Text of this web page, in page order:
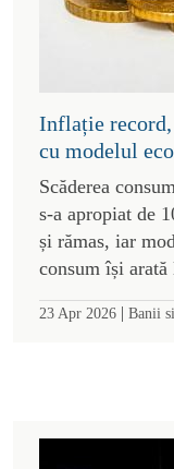
Inflație record,
cu modelul
Scăderea
s-a apropiat de
și rămas, iar
consum își
23 Apr 2026 | Banii